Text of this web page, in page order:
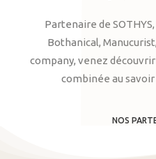
Partenaire de
Bothanical,
company, venez
combinée au
NOS